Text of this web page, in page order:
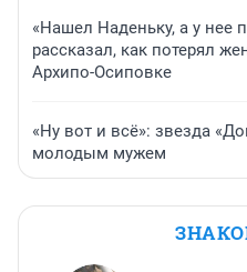
«Нашел Наденьку, а у нее
рассказал, как потерял
Архипо-Осиповке
«Ну вот и всё»: звезда
молодым мужем